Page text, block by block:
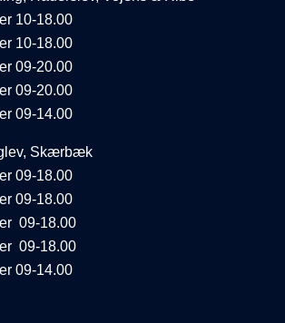
10-18.00
10-18.00
09-20.00
09-20.00
09-14.00
Skærbæk
09-18.00
09-18.00
09-18.00
09-18.00
09-14.00